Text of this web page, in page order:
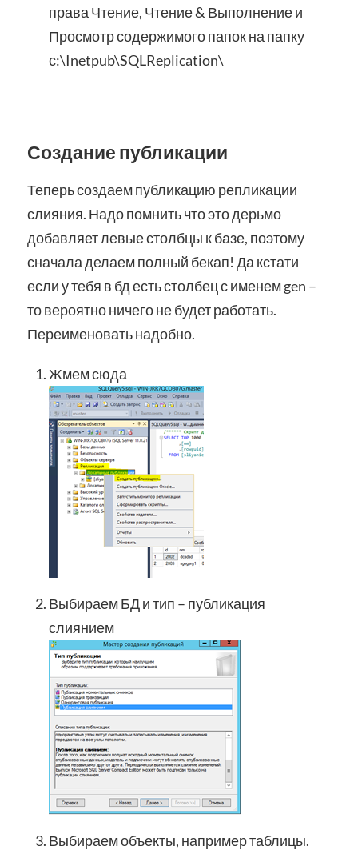
права Чтение, Чтение & Выполнение и
Просмотр содержимого папок на папку
с:\Inetpub\SQLReplication\
Создание публикации
Теперь создаем публикацию репликации
слияния. Надо помнить что это дерьмо
добавляет левые столбцы к базе, поэтому
сначала делаем полный бекап! Да кстати
если у тебя в бд есть столбец с именем gen –
то вероятно ничего не будет работать.
Переименовать надобно.
Жмем сюда
Выбираем БД и тип – публикация
слиянием
Выбираем объекты, например таблицы.